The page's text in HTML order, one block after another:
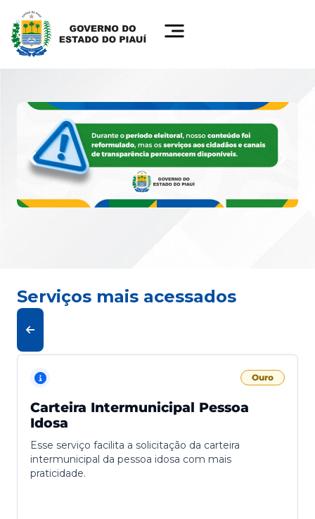
Serviços mais acessados
Ouro
Carteira Intermunicipal Pessoa
Idosa
Esse serviço facilita a solicitação da carteira
intermunicipal da pessoa idosa com mais
praticidade.